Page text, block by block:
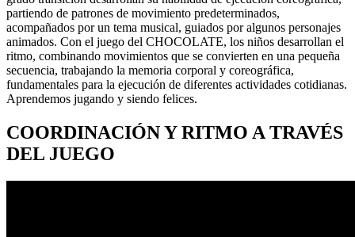
partiendo de patrones de movimiento predeterminados,
acompañados por un tema musical, guiados por algunos personajes
animados. Con el juego del CHOCOLATE, los niños desarrollan el
ritmo, combinando movimientos que se convierten en una pequeña
secuencia, trabajando la memoria corporal y coreográfica,
fundamentales para la ejecución de diferentes actividades cotidianas.
Aprendemos jugando y siendo felices.
COORDINACIÓN Y RITMO A TRAVÉS
DEL JUEGO